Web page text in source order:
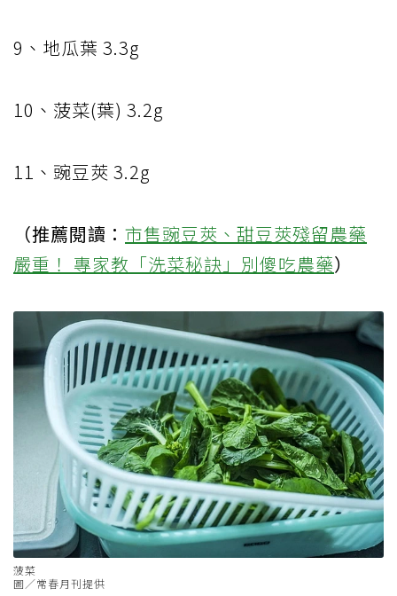
9 、地瓜葉 3.3g
10 、菠菜(葉) 3.2g
11 、豌豆莢 3.2g
（推薦閱讀： 市售豌豆莢、甜豆莢殘留農藥
嚴重！ 專家教「洗菜秘訣」別傻吃農藥）
菠菜
圖／常春月刊提供